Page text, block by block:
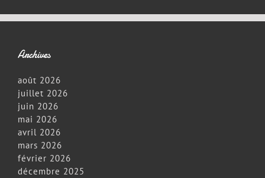
Archives
août 2026
juillet 2026
juin 2026
mai 2026
avril 2026
mars 2026
février 2026
décembre 2025